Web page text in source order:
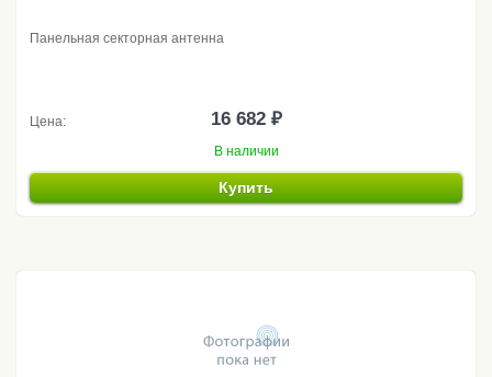
Панельная секторная антенна
Цена: 16 682 ₽
В наличии
Купить